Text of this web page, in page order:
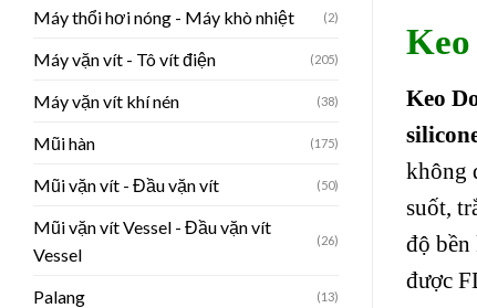
Máy thổi hơi nóng - Máy khò nhiệt (2)
Máy vặn vít - Tô vít điện (205)
Máy vặn vít khí nén (38)
Mũi hàn (175)
Mũi vặn vít - Đầu vặn vít (50)
Mũi vặn vít Vessel - Đầu vặn vít
Vessel
(26)
Palang (13)
Keo
không
suốt,
độ bền
được